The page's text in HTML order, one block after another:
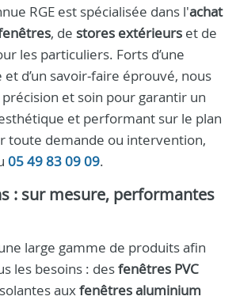
RGE est spécialisée dans l'achat
, de stores extérieurs et de
les particuliers. Forts d’une
d’un savoir‑faire éprouvé, nous
et soin pour garantir un
et performant sur le plan
toute demande ou intervention,
05 49 83 09 09.
: sur mesure, performantes
large gamme de produits afin
les besoins : desfenêtres PVC
auxfenêtres aluminium